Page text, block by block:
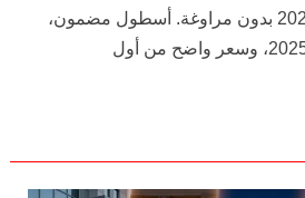
سيارات حديثة موديل 2026 بدون مراوغة. أسطول مضمون،